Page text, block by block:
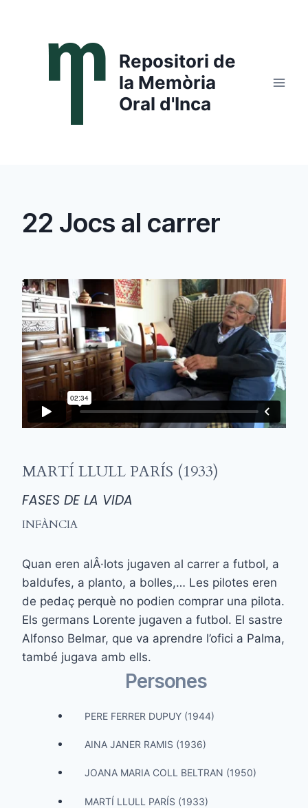
contenido
Repositori de
la Memòria
Oral d'Inca
22 Jocs al carrer
MARTÍ LLULL PARÍS (1933)
FASES DE LA VIDA
INFÀNCIA
Quan eren alÂ·lots jugaven al carrer a futbol, a
baldufes, a planto, a bolles,… Les pilotes eren
de pedaç perquè no podien comprar una pilota.
Els germans Lorente jugaven a futbol. El sastre
Alfonso Belmar, que va aprendre l’ofici a Palma,
també jugava amb ells.
Persones
PERE FERRER DUPUY (1944)
AINA JANER RAMIS (1936)
JOANA MARIA COLL BELTRAN (1950)
MARTÍ LLULL PARÍS (1933)